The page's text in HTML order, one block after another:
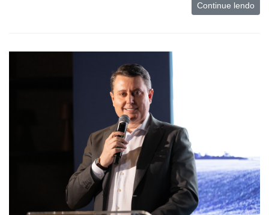
Continue lendo